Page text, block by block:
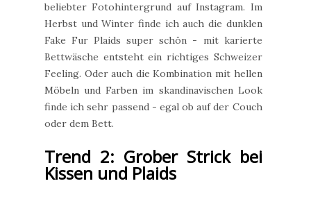
beliebter Fotohintergrund auf Instagram. Im
Herbst und Winter finde ich auch die dunklen
Fake Fur Plaids super schön - mit karierte
Bettwäsche entsteht ein richtiges Schweizer
Feeling. Oder auch die Kombination mit hellen
Möbeln und Farben im skandinavischen Look
finde ich sehr passend - egal ob auf der Couch
oder dem Bett.
Trend 2: Grober Strick bei
Kissen und Plaids